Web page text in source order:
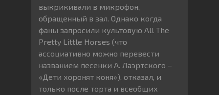
выкрикивали в микрофон,
обращенный в зал. Однако когда
фаны запросили культовую All The
Pretty Little Horses (что
ассоциативно можно перевести
названием песенки А. Лаэртского –
«Дети хоронят коня»), отказал, и
только после торта и всеобщих